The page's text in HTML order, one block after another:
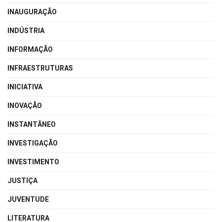
INAUGURAÇÃO
INDÚSTRIA
INFORMAÇÃO
INFRAESTRUTURAS
INICIATIVA
INOVAÇÃO
INSTANTÂNEO
INVESTIGAÇÃO
INVESTIMENTO
JUSTIÇA
JUVENTUDE
LITERATURA